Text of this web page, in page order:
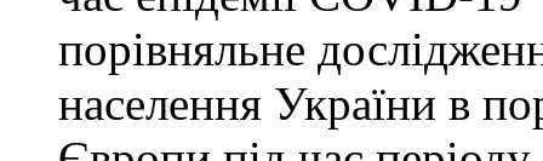
порівняльне
населення України в